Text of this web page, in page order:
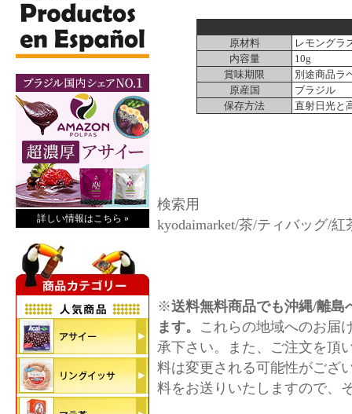
詳しい情報はこちら »
原材料
レモングラ
内容量
10g
賞味期限
別途商品ラ
原産国
ブラジル
保存方法
直射日光と
検索用
kyodaimarket/茶/ティバッグ/
※送料無料商品でも沖縄/離島
ます。 これらの地域へのお届
承下さい。また、ご注文を頂
料は変更される可能性がござ
料をお送りいたしますので、